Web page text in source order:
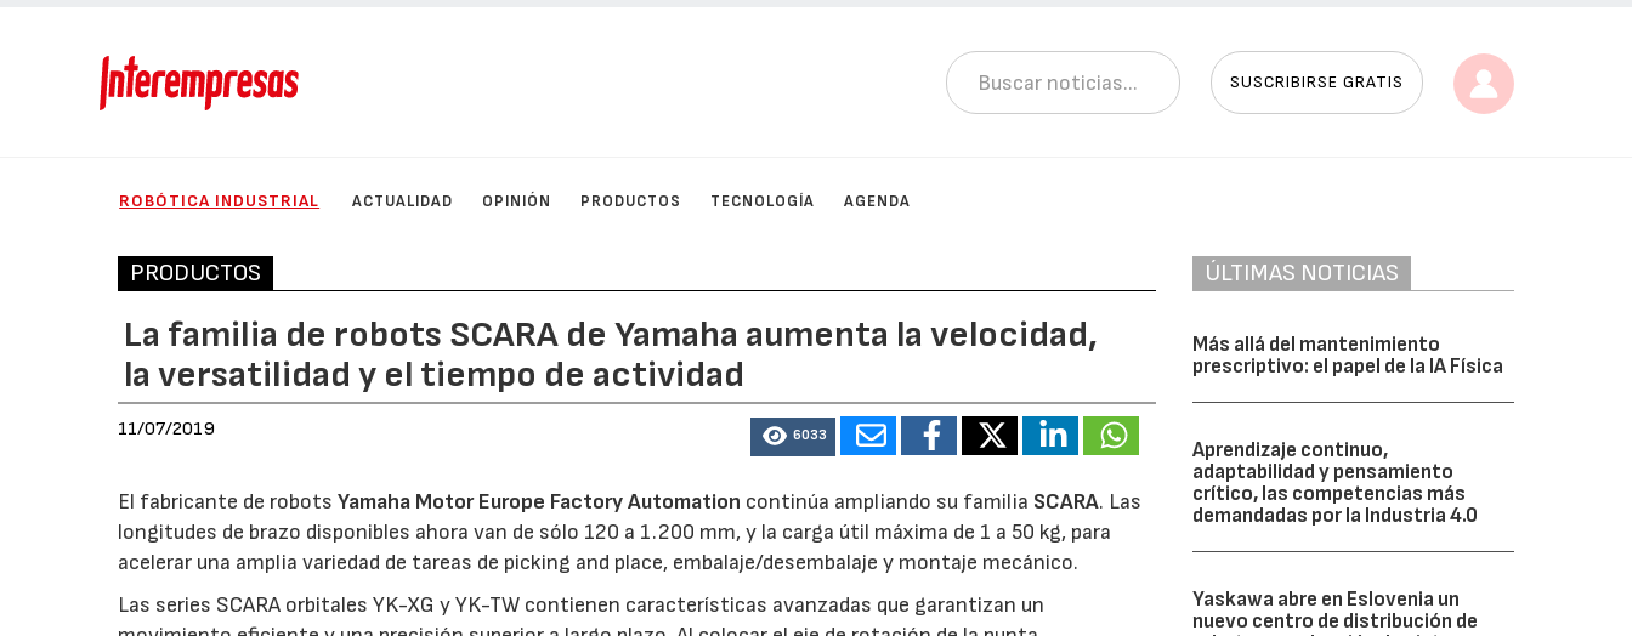
SUSCRIBIRSE GRATIS
ROBÓTICA INDUSTRIAL ACTUALIDAD OPINIÓN PRODUCTOS TECNOLOGÍA AGENDA
PRODUCTOS
La familia de robots SCARA de Yamaha aumenta la velocidad,
la versatilidad y el tiempo de actividad
11/07/2019 6033
El fabricante de robotsYamaha Motor Europe Factory Automation continúa ampliando su familia SCARA. Las
longitudes de brazo disponibles ahora van de sólo 120 a 1.200 mm, y la carga útil máxima de 1 a 50 kg, para
acelerar una amplia variedad de tareas de picking and place, embalaje/desembalaje y montaje mecánico.
Las series SCARA orbitales YK-XG y YK-TW contienen características avanzadas que garantizan un
ÚLTIMAS NOTICIAS
Más allá del mantenimiento
prescriptivo: el papel de la IA Física
Aprendizaje continuo,
adaptabilidad y pensamiento
crítico, las competencias más
demandadas por la Industria 4.0
Yaskawa abre en Eslovenia un
nuevo centro de distribución de